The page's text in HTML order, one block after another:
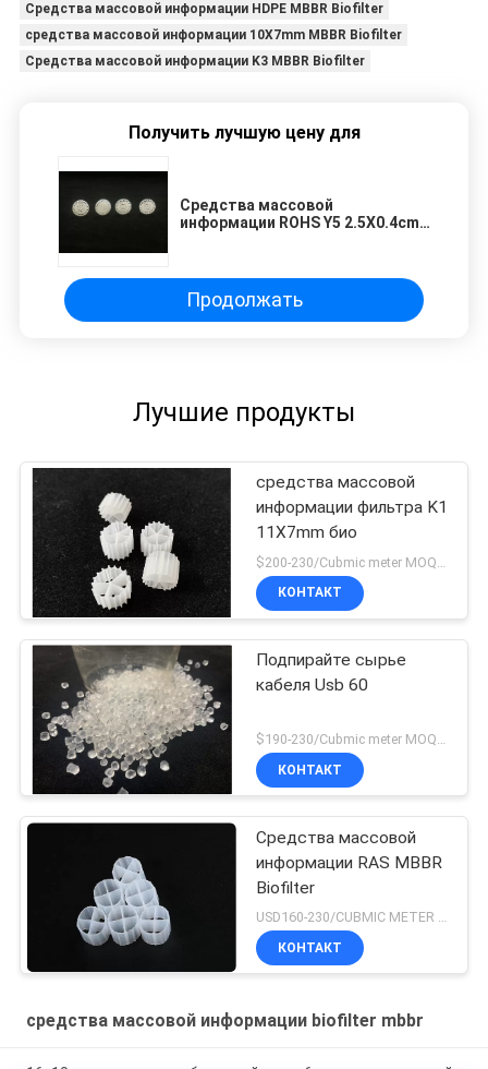
Средства массовой информации HDPE MBBR Biofilter
средства массовой информации 10X7mm MBBR Biofilter
Средства массовой информации K3 MBBR Biofilter
Получить лучшую цену для
Средства массовой
информации ROHS Y5 2.5X0.4cm
Продолжать
Лучшие продукты
средства массовой
информации фильтра K1
11X7mm био
КОНТАКТ
Подпирайте сырье
кабеля Usb 60
$190-230/Cubmic meter MOQ:1CubmicMeter
КОНТАКТ
Средства массовой
информации RAS MBBR
Biofilter
USD160-230/CUBMIC METER MOQ:1CubmicMeter
КОНТАКТ
средства массовой информации biofilter mbbr